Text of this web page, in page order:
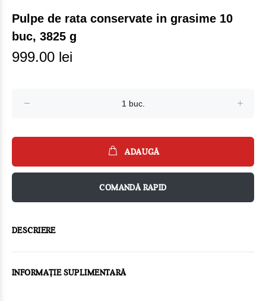
Pulpe de rata conservate in grasime 10
buc, 3825 g
999.00 lei
ADAUGĂ
COMANDĂ RAPID
DESCRIERE
INFORMAȚIE SUPLIMENTARĂ